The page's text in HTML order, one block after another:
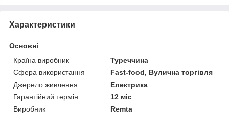
Характеристики
Основні
Країна виробник
Туреччина
Сфера використання
Fast-food, Вулична торгівля
Джерело живлення
Електрика
Гарантійний термін
12 міс
Виробник
Remta